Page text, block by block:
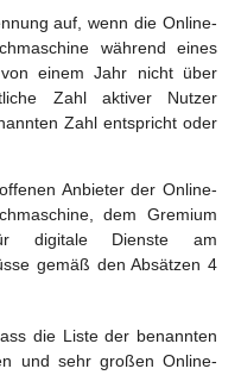
auf, wenn die Online-
während eines
einem Jahr nicht über
Zahl aktiver Nutzer
Zahl entspricht oder
Anbieter der Online-
dem Gremium
digitale Dienste am
gemäß den Absätzen 4
die Liste der benannten
und sehr großen Online-